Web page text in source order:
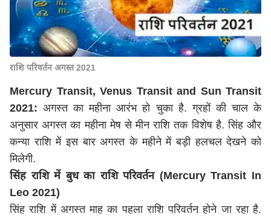
राशि परिवर्तन अगस्त 2021
Mercury Transit, Venus Transit and Sun Transit
2021:अगस्त का महीना आरंभ हो चुका है. ग्रहों की चाल के
अनुसार अगस्त का महीना मेष से मीन राशि तक विशेष है. सिंह और
कन्या राशि में इस बार अगस्त के महीने में बड़ी हलचल देखने को
मिलेगी.
सिंह राशि में बुध का राशि परिवर्तन (Mercury Transit In
Leo 2021)
सिंह राशि में अगस्त माह का पहला राशि परिवर्तन होने जा रहा है.